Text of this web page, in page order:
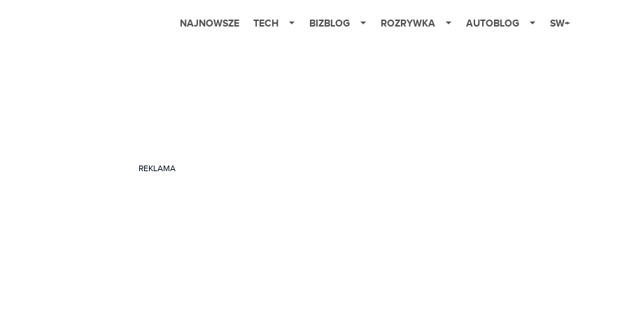
NAJNOWSZE TECH BIZBLOG ROZRYWKA AUTOBLOG SW+
REKLAMA